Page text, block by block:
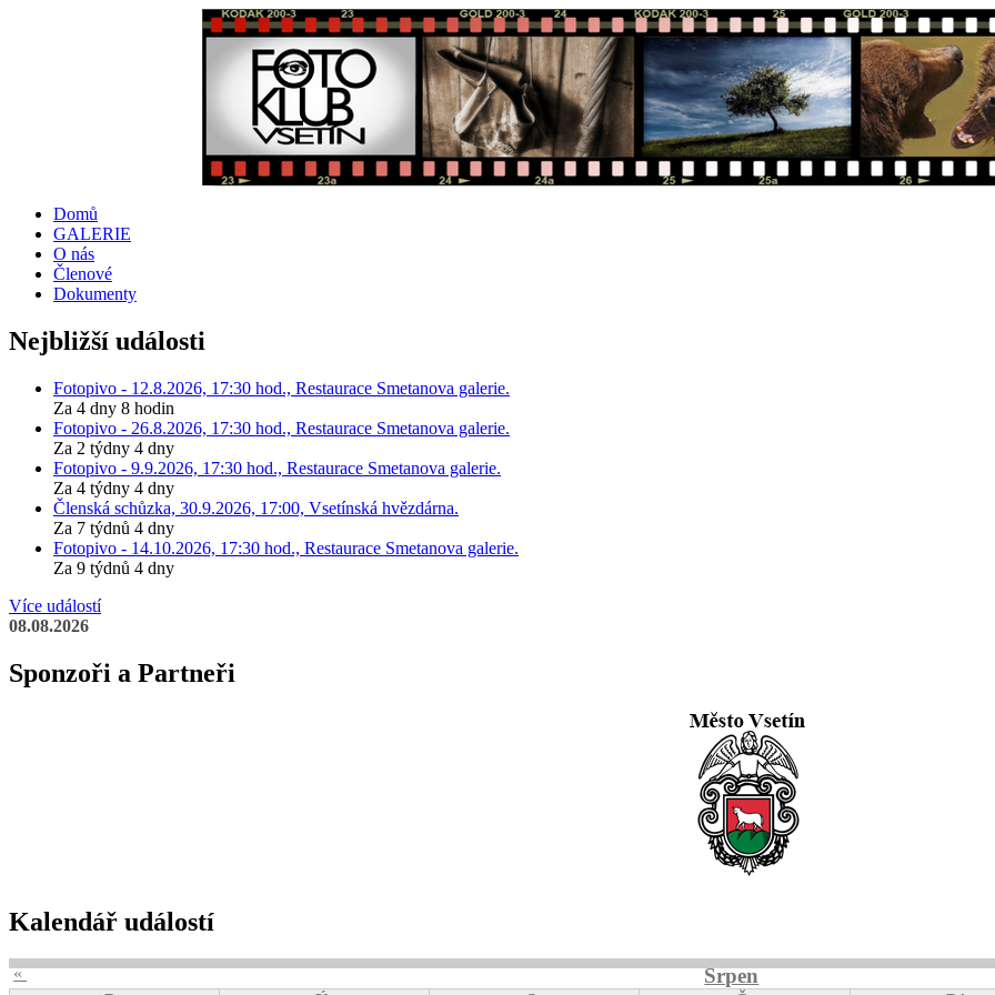
Domů
GALERIE
O nás
Členové
Dokumenty
Nejbližší události
Fotopivo - 12.8.2026, 17:30 hod., Restaurace Smetanova galerie.
Za 4 dny 8 hodin
Fotopivo - 26.8.2026, 17:30 hod., Restaurace Smetanova galerie.
Za 2 týdny 4 dny
Fotopivo - 9.9.2026, 17:30 hod., Restaurace Smetanova galerie.
Za 4 týdny 4 dny
Členská schůzka, 30.9.2026, 17:00, Vsetínská hvězdárna.
Za 7 týdnů 4 dny
Fotopivo - 14.10.2026, 17:30 hod., Restaurace Smetanova galerie.
Za 9 týdnů 4 dny
Více událostí
08.08.2026
Sponzoři a Partneři
Kalendář událostí
« Srpen